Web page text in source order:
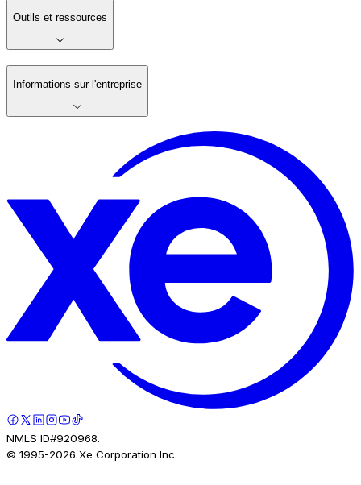
Outils et ressources
Informations sur l'entreprise
NMLS ID#920968.
© 1995-2026 Xe Corporation Inc.